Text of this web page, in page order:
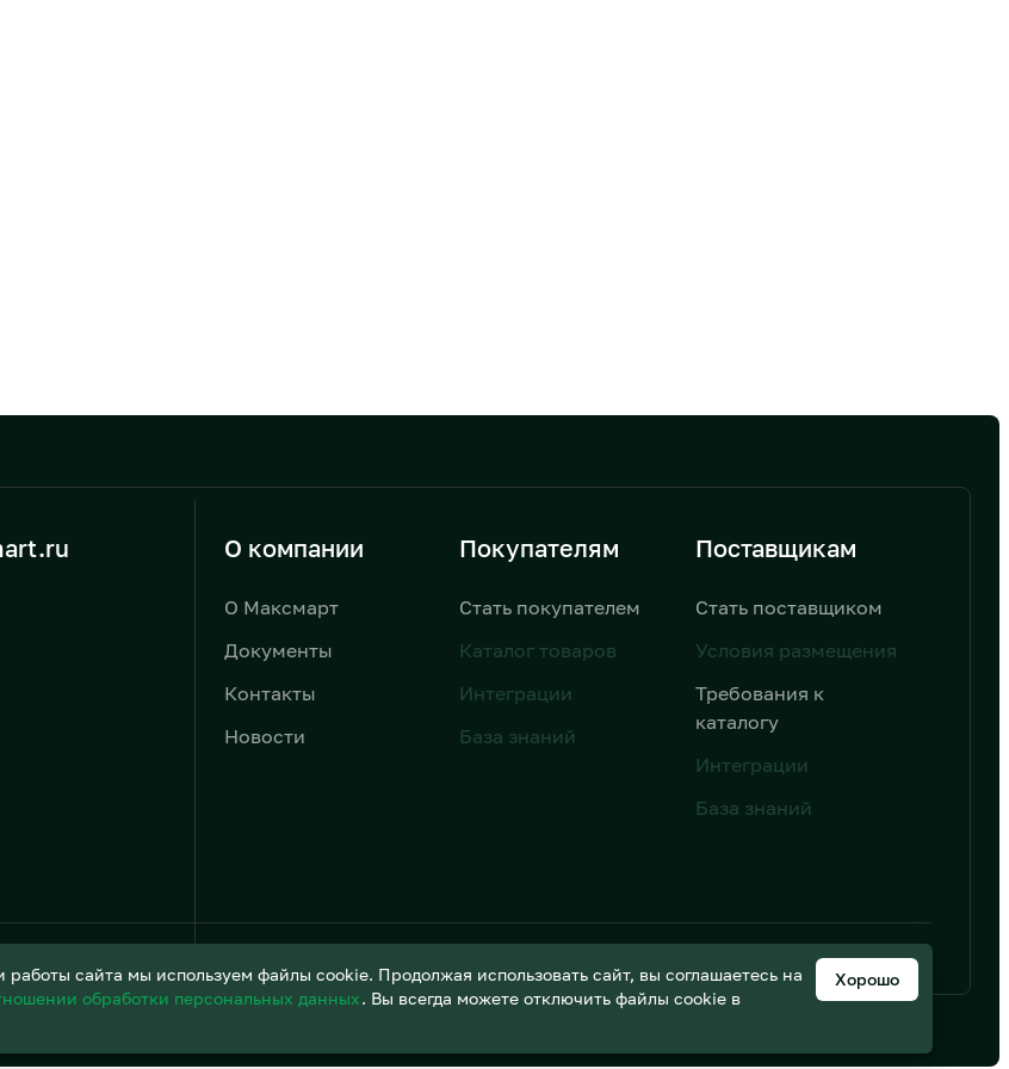
О компании
О Максмарт
Документы
Контакты
Новости
Покупателям
Стать покупателем
Каталог товаров
Интеграции
База знаний
Поставщикам
Стать поставщиком
Условия размещения
Требования к
каталогу
Интеграции
База знаний
Дизайн от AIC
сайта мы используем файлы cookie. Продолжая использовать сайт, вы соглашаетесь на
обработки персональных данных. Вы всегда можете отключить файлы cookie в
Хорошо